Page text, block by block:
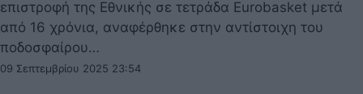
επιστροφή της Εθνικής σε τετράδα Eurobasket μετά
από 16 χρόνια, αναφέρθηκε στην αντίστοιχη του
ποδοσφαίρου…
09 Σεπτεμβρίου 2025 23:54